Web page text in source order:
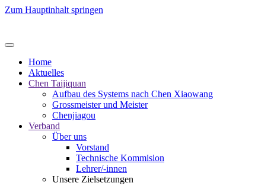
Zum Hauptinhalt springen
Home
Aktuelles
Chen Taijiquan
Aufbau des Systems nach Chen Xiaowang
Grossmeister und Meister
Chenjiagou
Verband
Über uns
Vorstand
Technische Kommision
Lehrer/-innen
Unsere Zielsetzungen